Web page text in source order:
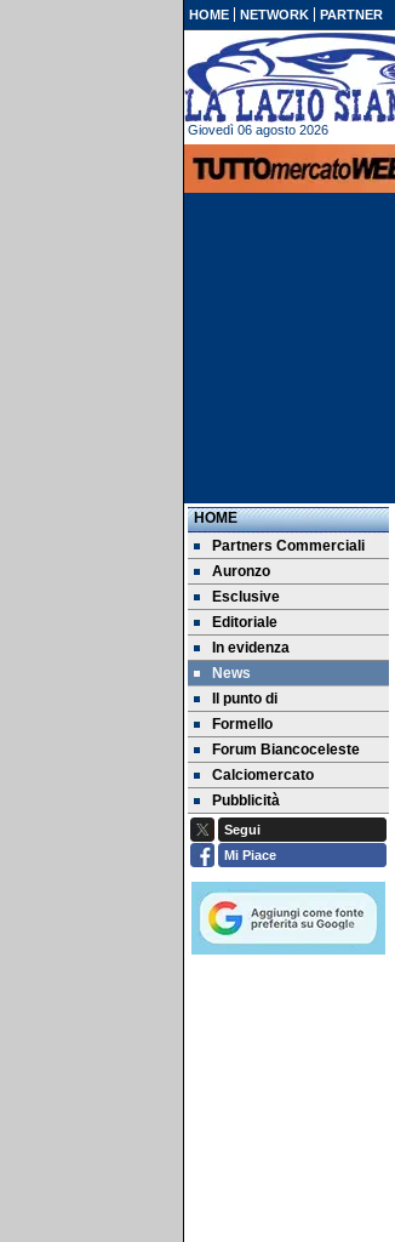
HOME NETWORK PARTNER
Giovedì 06 agosto 2026
HOME
Partners Commerciali
Auronzo
Esclusive
Editoriale
In evidenza
News
Il punto di
Formello
Forum Biancoceleste
Calciomercato
Pubblicità
Segui
Mi Piace